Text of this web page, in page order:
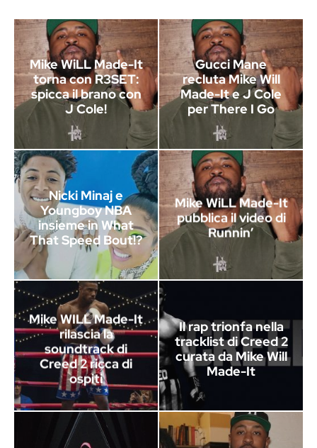
Mike WiLL Made-It
torna con R3SET:
spicca il brano con
J Cole!
Gucci Mane
recluta Mike Will
Made-It e J Cole
per There I Go
Nicki Minaj e
Youngboy NBA
insieme in What
That Speed Bout!?
Mike WiLL Made-It
pubblica il video di
Runnin’
Mike WILL Made-It
rilascia la
soundtrack di
Creed 2 ricca di
ospiti
Il rap trionfa nella
tracklist di Creed 2
curata da Mike Will
Made-It